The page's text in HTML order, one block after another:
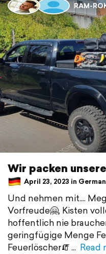
RAM-
Wir packen
April 23, 2023 in
Und nehmen mit....
Vorfreude🤗, Kisten
hoffentlich nie
geringfügige Menge
Feuerlöscher🧯
Read